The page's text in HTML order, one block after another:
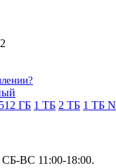
512 ГБ 1 ТБ 2 ТБ 1 ТБ
СБ-ВС 11:00-18:00.